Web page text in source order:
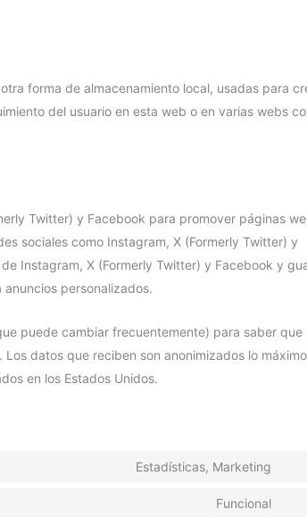
forma de almacenamiento local, usadas para
del usuario en esta web o en varias webs
Twitter) y Facebook para promover páginas
sociales como Instagram, X (Formerly Twitter) y
Instagram, X (Formerly Twitter) y Facebook y
personalizados.
puede cambiar frecuentemente) para saber que
datos que reciben son anonimizados lo máximo
en los Estados Unidos.
Estadísticas, Marketing
Funcional